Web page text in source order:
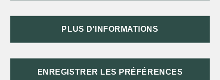
PLUS D'INFORMATIONS
ENREGISTRER LES PRÉFÉRENCES
À LA FIN DU CONGÉ